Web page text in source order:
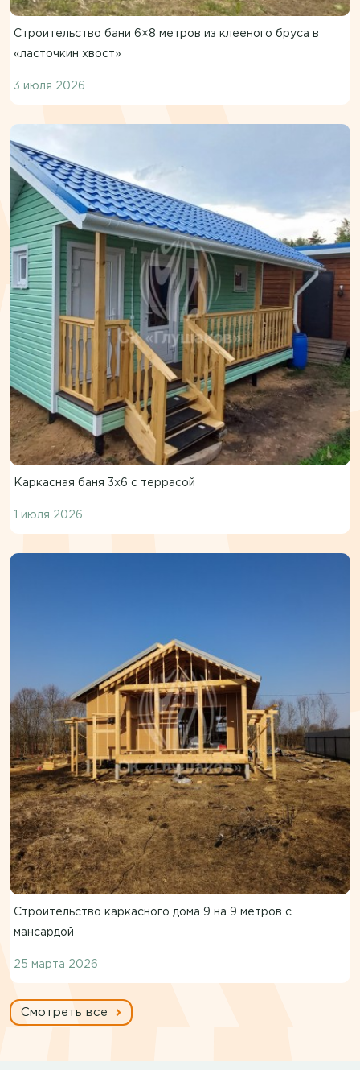
Строительство бани 6×8 метров из клееного бруса в
«ласточкин хвост»
3 июля 2026
Каркасная баня 3х6 с террасой
1 июля 2026
Строительство каркасного дома 9 на 9 метров с
мансардой
25 марта 2026
Смотреть все